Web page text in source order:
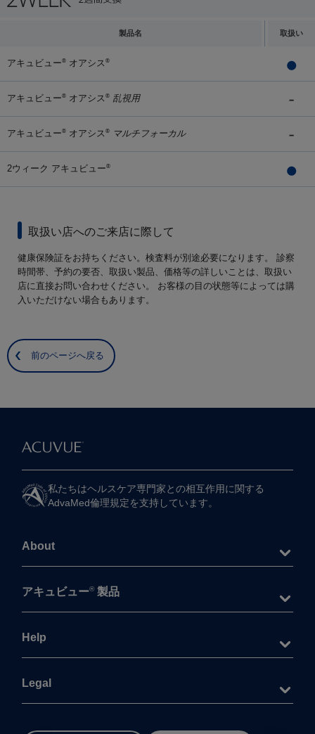
製品名 取扱い
アキュビュー® オアシス ®
アキュビュー® オアシス ® 乱視用
アキュビュー® オアシス ® マルチフォーカル
2ウィーク アキュビュー®
取扱い店へのご来店に際して
健康保険証をお持ちください。検査料が別途必要になります。 診察
時間帯、予約の要否、取扱い製品、価格等の詳しいことは、取扱い
店に直接お問い合わせください。 お客様の目の状態等によっては購
入いただけない場合もあります。
前のページへ戻る
私たちは​ヘルスケア専門家との​相互作用に​関する​
AdvaMed倫理規定を​支持しています。
About
アキュビュー® 製品
Help
Legal